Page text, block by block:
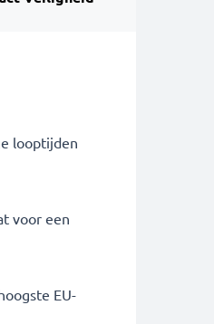
looptijden
voor een
EU-